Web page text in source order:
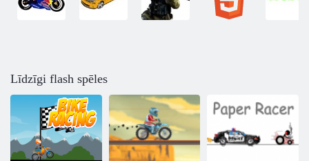
Līdzīgi flash spēles